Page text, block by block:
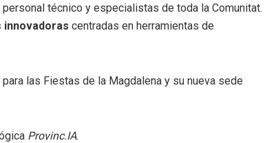
técnico y especialistas de toda la Comunitat.
innovadoras centradas en herramientas de
las Fiestas de la Magdalena y su nueva sede
Provinc.IA.